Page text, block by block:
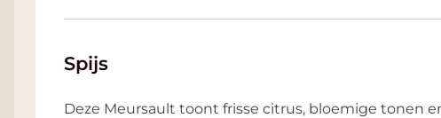
Spijs
Deze Meursault toont frisse citrus, bloemige tonen